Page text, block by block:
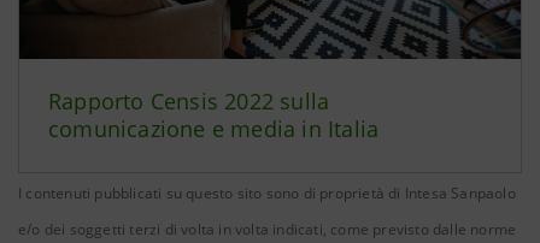
Rapporto Censis 2022 sulla
comunicazione e media in Italia
I contenuti pubblicati su questo sito sono di proprietà di Intesa Sanpaolo
e/o dei soggetti terzi di volta in volta indicati, come previsto dalle norme